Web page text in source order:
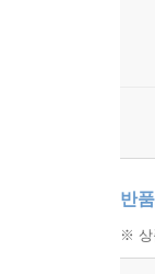
웨
담
7
권
웨
카
번
반
※ 상